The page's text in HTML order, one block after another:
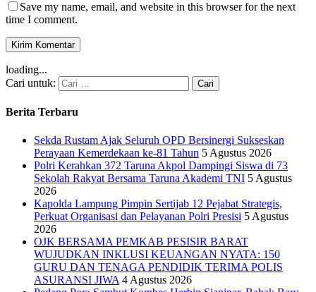
Save my name, email, and website in this browser for the next
time I comment.
loading...
Cari untuk:
Berita Terbaru
Sekda Rustam Ajak Seluruh OPD Bersinergi Sukseskan
Perayaan Kemerdekaan ke-81 Tahun 5 Agustus 2026
Polri Kerahkan 372 Taruna Akpol Dampingi Siswa di 73
Sekolah Rakyat Bersama Taruna Akademi TNI 5 Agustus
2026
Kapolda Lampung Pimpin Sertijab 12 Pejabat Strategis,
Perkuat Organisasi dan Pelayanan Polri Presisi 5 Agustus
2026
OJK BERSAMA PEMKAB PESISIR BARAT
WUJUDKAN INKLUSI KEUANGAN NYATA: 150
GURU DAN TENAGA PENDIDIK TERIMA POLIS
ASURANSI JIWA 4 Agustus 2026